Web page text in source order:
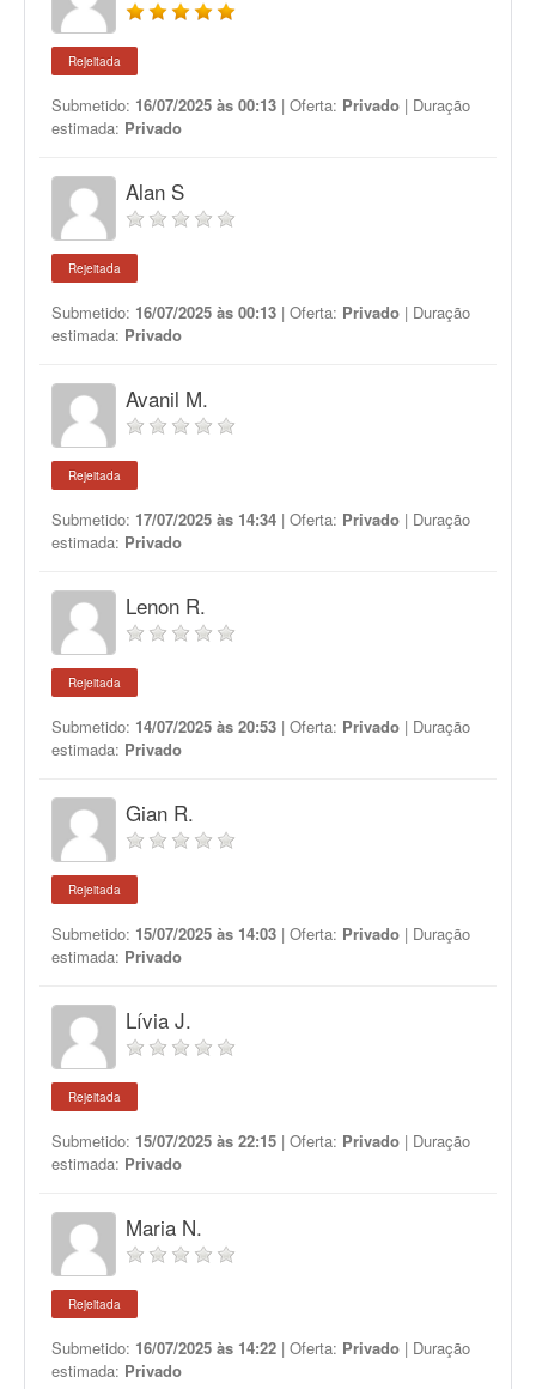
Rejeitada
Submetido: 16/07/2025 às 00:13 | Oferta: Privado | Duração
estimada: Privado
Alan S
Rejeitada
Submetido: 16/07/2025 às 00:13 | Oferta: Privado | Duração
estimada: Privado
Avanil M.
Rejeitada
Submetido: 17/07/2025 às 14:34 | Oferta: Privado | Duração
estimada: Privado
Lenon R.
Rejeitada
Submetido: 14/07/2025 às 20:53 | Oferta: Privado | Duração
estimada: Privado
Gian R.
Rejeitada
Submetido: 15/07/2025 às 14:03 | Oferta: Privado | Duração
estimada: Privado
Lívia J.
Rejeitada
Submetido: 15/07/2025 às 22:15 | Oferta: Privado | Duração
estimada: Privado
Maria N.
Rejeitada
Submetido: 16/07/2025 às 14:22 | Oferta: Privado | Duração
estimada: Privado